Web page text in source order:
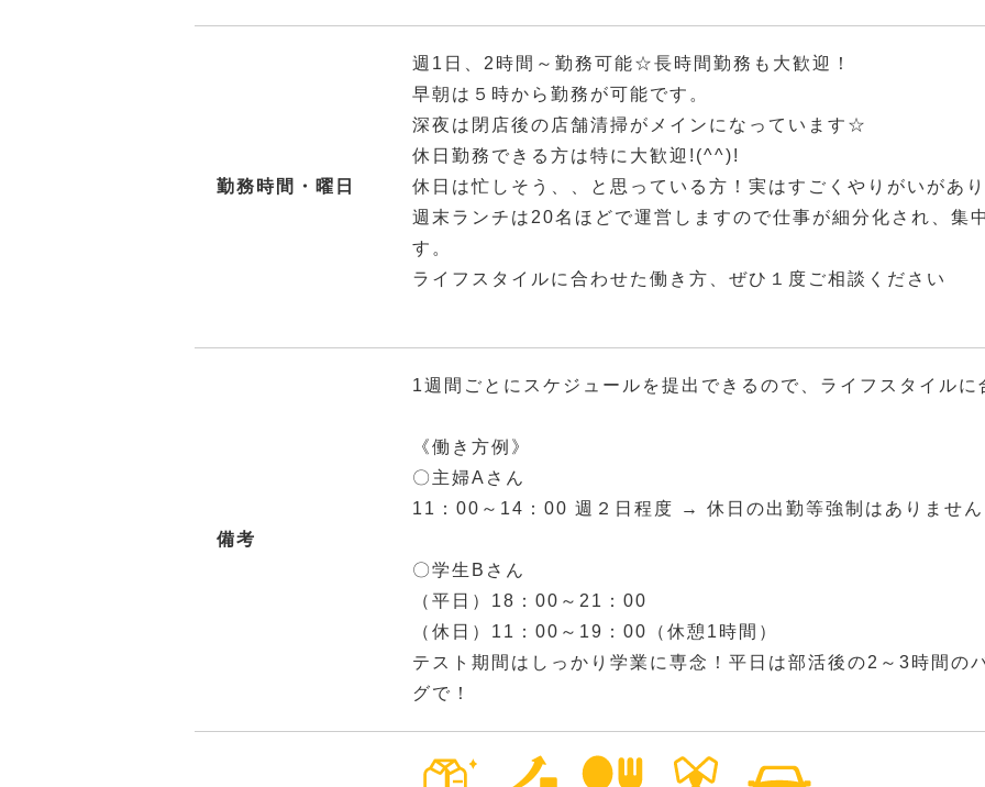
勤務時間・曜日
週1日、2時間～勤務可能☆長時間勤務も大歓迎！
早朝は５時から勤務が可能です。
深夜は閉店後の店舗清掃がメインになっています☆
休日勤務できる方は特に大歓迎!(^^)!
休日は忙しそう、、と思っている方！実はすごくやりがいがあり
週末ランチは20名ほどで運営しますので仕事が細分化され、集
す。
ライフスタイルに合わせた働き方、ぜひ１度ご相談ください
備考
1週間ごとにスケジュールを提出できるので、ライフスタイルに
《働き方例》
〇主婦Aさん
11：00～14：00 週２日程度 → 休日の出勤等強制はありません
〇学生Bさん
（平日）18：00～21：00
（休日）11：00～19：00（休憩1時間）
テスト期間はしっかり学業に専念！平日は部活後の2～3時間の
グで！